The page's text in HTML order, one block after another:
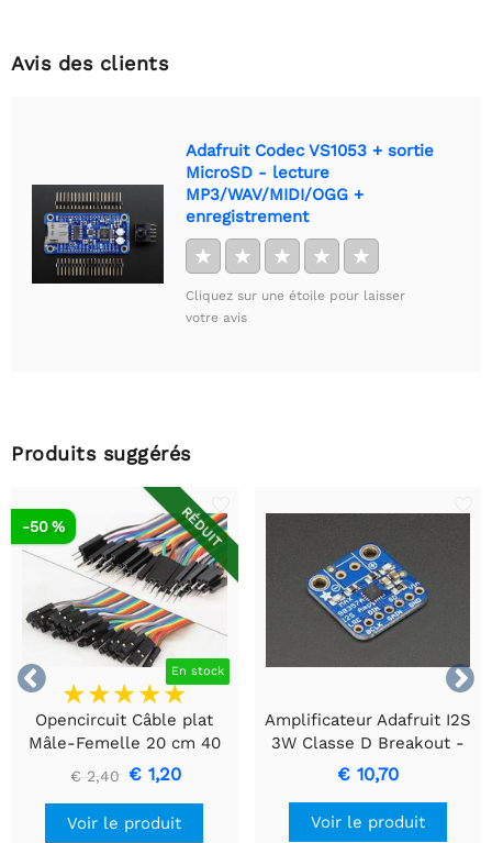
Avis des clients
Adafruit Codec VS1053 + sortie
MicroSD - lecture
MP3/WAV/MIDI/OGG +
enregistrement
★ ★ ★ ★ ★
Cliquez sur une étoile pour laisser
votre avis
Produits suggérés


RÉDUIT
En stock
-50 %
Opencircuit Câble plat
Mâle-Femelle 20 cm 40
pièces
€ 2,40 € 1,20
Voir le produit
Amplificateur Adafruit I2S
3W Classe D Breakout -
MAX98357A
€ 10,70
Voir le produit